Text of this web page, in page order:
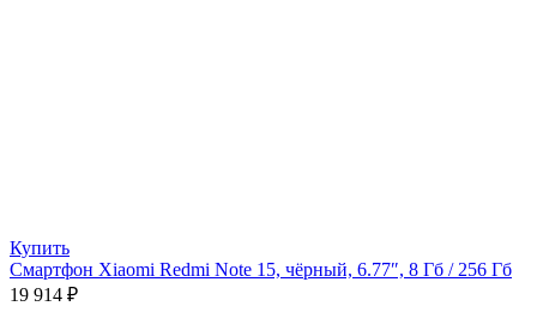
Купить
Смартфон Xiaomi Redmi Note 15, чёрный, 6.77″, 8 Гб / 256 Гб
19 914 ₽